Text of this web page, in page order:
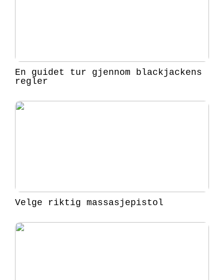
En guidet tur gjennom blackjackens
regler
Velge riktig massasjepistol